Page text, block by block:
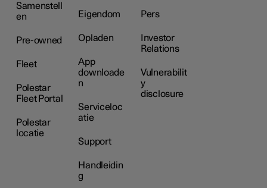
Samenstell
en
Pre-owned
Fleet
Polestar
Fleet Portal
Polestar
locatie
Eigendom
Opladen
App
downloade
n
Serviceloc
atie
Support
Handleidin
g
Pers
Investor
Relations
Vulnerabilit
y
disclosure